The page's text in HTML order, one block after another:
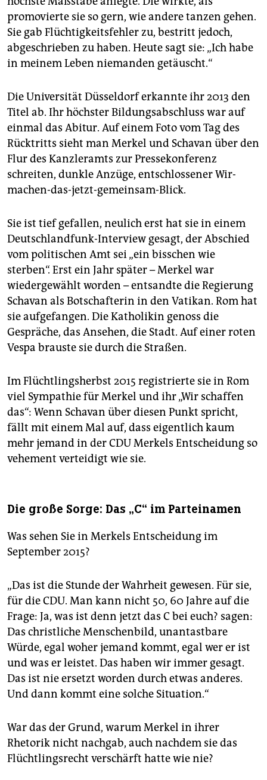
promovierte sie so gern, wie andere tanzen gehen.
Sie gab Flüchtigkeitsfehler zu, bestritt jedoch,
abgeschrieben zu haben. Heute sagt sie: „Ich habe
in meinem Leben niemanden getäuscht.“
Die Universität Düsseldorf erkannte ihr 2013 den
Titel ab. Ihr höchster Bildungsabschluss war auf
einmal das Abitur. Auf einem Foto vom Tag des
Rücktritts sieht man Merkel und Schavan über den
Flur des Kanzleramts zur Pressekonferenz
schreiten, dunkle Anzüge, entschlossener Wir-
machen-das-jetzt-gemeinsam-Blick.
Sie ist tief gefallen, neulich erst hat sie in einem
Deutschlandfunk-Interview gesagt, der Abschied
vom politischen Amt sei „ein bisschen wie
sterben“. Erst ein Jahr später – Merkel war
wiedergewählt worden – entsandte die Regierung
Schavan als Botschafterin in den Vatikan. Rom hat
sie aufgefangen. Die Katholikin genoss die
Gespräche, das Ansehen, die Stadt. Auf einer roten
Vespa brauste sie durch die Straßen.
Im Flüchtlingsherbst 2015 registrierte sie in Rom
viel Sympathie für Merkel und ihr „Wir schaffen
das“: Wenn Schavan über diesen Punkt spricht,
fällt mit einem Mal auf, dass eigentlich kaum
mehr jemand in der CDU Merkels Entscheidung so
vehement verteidigt wie sie.
Die große Sorge: Das „C“ im Parteinamen
Was sehen Sie in Merkels Entscheidung im
September 2015?
„Das ist die Stunde der Wahrheit gewesen. Für sie,
für die CDU. Man kann nicht 50, 60 Jahre auf die
Frage: Ja, was ist denn jetzt das C bei euch? sagen:
Das christliche Menschenbild, unantastbare
Würde, egal woher jemand kommt, egal wer er ist
und was er leistet. Das haben wir immer gesagt.
Das ist nie ersetzt worden durch etwas anderes.
Und dann kommt eine solche Situation.“
War das der Grund, warum Merkel in ihrer
Rhetorik nicht nachgab, auch nachdem sie das
Flüchtlingsrecht verschärft hatte wie nie?